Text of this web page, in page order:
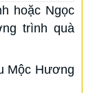
hoặc Ngọc
trình quà
Mộc Hương